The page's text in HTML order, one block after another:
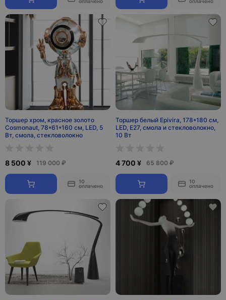
Торшер хром, красное золото
Cosmonaut, 78*61*160 см, LED, 5
Вт, смола, стекловолокно
8 500 ¥ 119 000 ₽
10
оплачено
Торшер белый Epivira, 178*180 см,
LED, Е27, смола и стекловолокно,
10 Вт
4 700 ¥ 65 800 ₽
10
оплачено